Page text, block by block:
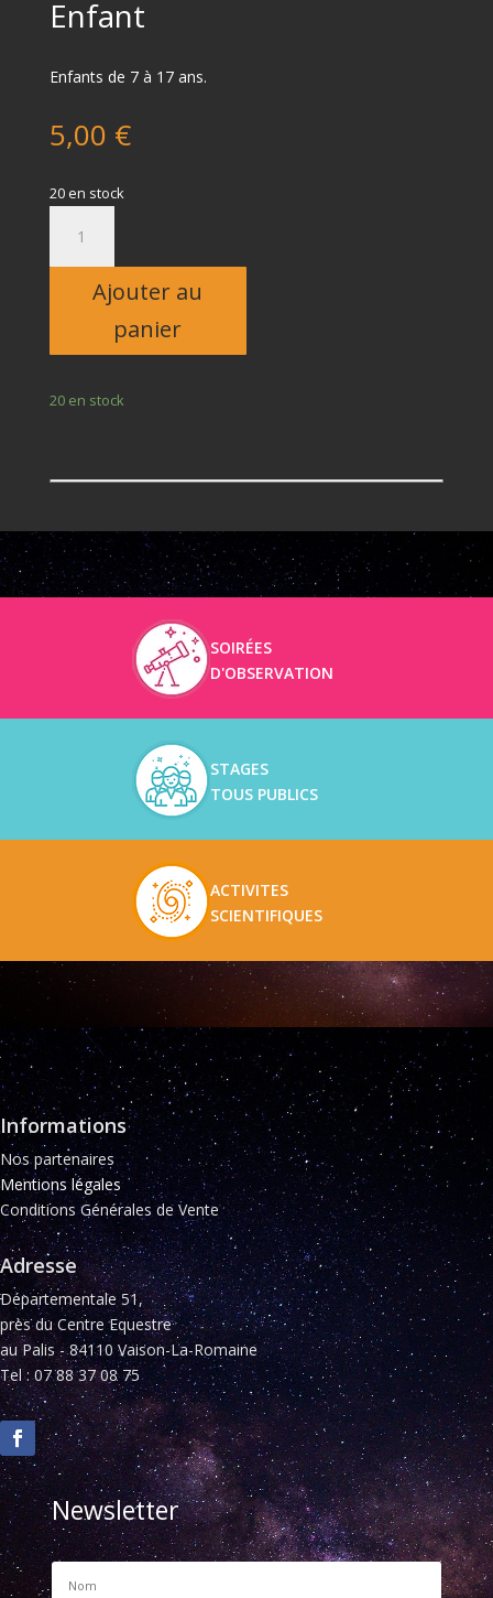
Enfant
Enfants de 7 à 17 ans.
5,00 €
20 en stock
Enfant
Ajouter au
panier
20 en stock
SOIRÉES
D'OBSERVATION
STAGES
TOUS PUBLICS
ACTIVITES
SCIENTIFIQUES
Informations
Nos partenaires
Mentions légales
Conditions Générales de Vente
Adresse
Départementale 51,
près du Centre Equestre
au Palis - 84110 Vaison-La-Romaine
Tel : 07 88 37 08 75
Newsletter